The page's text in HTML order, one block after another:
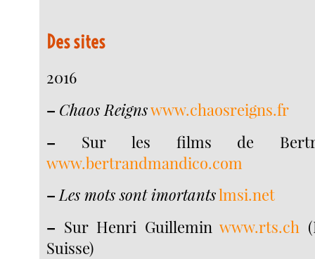
Des sites
2016
– Chaos Reignswww.chaosreigns.fr
– Sur les films de
www.bertrandmandico.com
– Les mots sont imortantslmsi.net
– Sur Henri Guilleminwww.rts.ch
Suisse)